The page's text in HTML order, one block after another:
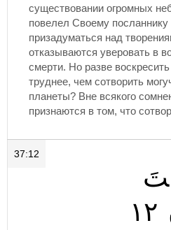
существовании огромных
повелел Своему
призадуматься над
отказываются уверовать в
смерти. Но разве
труднее, чем сотворить
планеты? Вне всякого
признаются в том, что
37:12
١٢